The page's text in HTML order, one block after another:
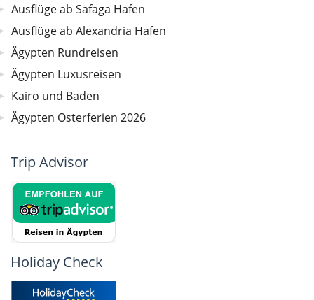
Ausflüge ab Safaga Hafen
Ausflüge ab Alexandria Hafen
Ägypten Rundreisen
Ägypten Luxusreisen
Kairo und Baden
Ägypten Osterferien 2026
Trip Advisor
Holiday Check